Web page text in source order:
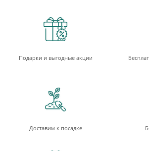
Подарки и выгодные акции
Доставим к посадке